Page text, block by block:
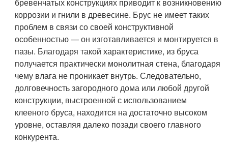
бревенчатых конструкциях приводит к возникновению
коррозии и гнили в древесине. Брус не имеет таких
проблем в связи со своей конструктивной
особенностью — он изготавливается и монтируется в
пазы. Благодаря такой характеристике, из бруса
получается практически монолитная стена, благодаря
чему влага не проникает внутрь. Следовательно,
долговечность загородного дома или любой другой
конструкции, выстроенной с использованием
клееного бруса, находится на достаточно высоком
уровне, оставляя далеко позади своего главного
конкурента.